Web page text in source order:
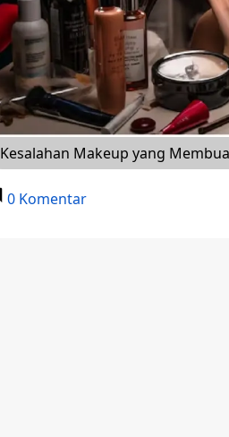
Kesalahan Makeup yang
0 Komentar